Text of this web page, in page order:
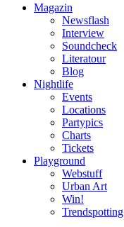
Magazin
Newsflash
Interview
Soundcheck
Literatour
Blog
Nightlife
Events
Locations
Partypics
Charts
Tickets
Playground
Webstuff
Urban Art
Win!
Trendspotting